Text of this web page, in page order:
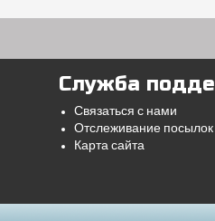
Служба
Связаться с нами
Отслеживание посылок
Карта сайта